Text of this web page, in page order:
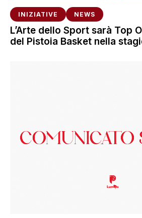
INIZIATIVE NEWS
L’Arte dello Sport sarà Top
del Pistoia Basket nella